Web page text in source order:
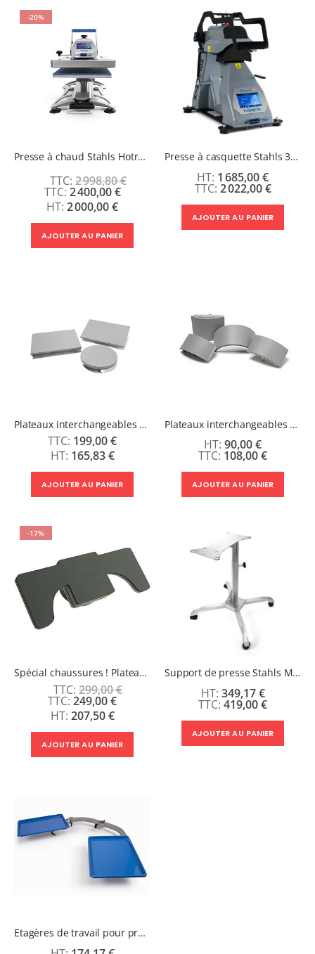
-20%
Presse à chaud Stahls Hotronix Fusion IQ
2 998,80 €
Prix
Spécial
2 400,00 €
2 000,00 €
AJOUTER AU PANIER
Presse à casquette Stahls 360 IQ - Double plateaux chauffants
2 022,00 €
1 685,00 €
AJOUTER AU PANIER
Plateaux interchangeables pour presse à chaud Stahls
199,00 €
165,83 €
AJOUTER AU PANIER
Plateaux interchangeables pour presse à Casquette Stahls
108,00 €
90,00 €
AJOUTER AU PANIER
-17%
Spécial chaussures ! Plateau interchangeable pour presse à chaud Stahls
299,00 €
Prix
Spécial
249,00 €
207,50 €
AJOUTER AU PANIER
Support de presse Stahls Maxx, Hotronix Auto Open, Hover
419,00 €
349,17 €
AJOUTER AU PANIER
Etagères de travail pour presse Stahls